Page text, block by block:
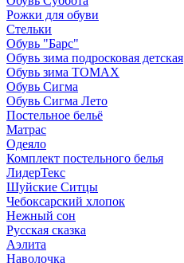
Рожки для обуви
Стельки
Обувь "Барс"
Обувь зима подросковая детская
Обувь зима ТОМАХ
Обувь Сигма
Обувь Сигма Лето
Постельное бельё
Матрас
Одеяло
Комплект постельного белья
ЛидерТекс
Шуйские Ситцы
Чебоксарский хлопок
Нежный сон
Русская сказка
Аэлита
Наволочка